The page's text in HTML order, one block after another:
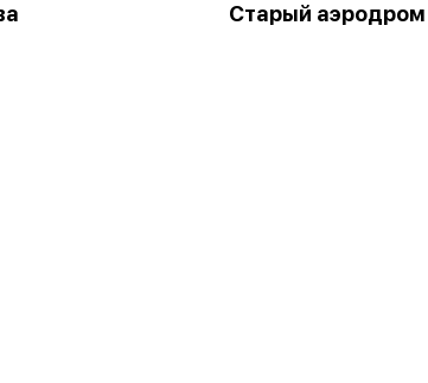
Старый аэродром